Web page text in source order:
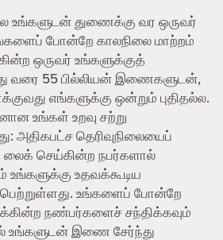
உங்களுடன் துணைக்கு வர ஒருவர்
போன்றே காலநிலை மாற்றம்
ஒருவர் உங்களுக்குத்
வரை 55 பில்லியன் இணைகளுடன்,
எங்களுக்கு ஒன்றும் புதிதல்ல.
உங்கள் உறவு சற்று
அதிகபட்ச தெரிவுநிலையைப்
லைக் செய்கின்ற நபர்களால்
உங்களுக்கு உதவக்கூடிய
உங்களைப் போன்றே
நண்பர்களைச் சந்திக்கவும்
உங்களுடன் இணை சேர்ந்து